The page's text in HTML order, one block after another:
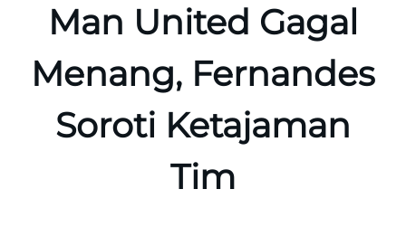
Man United Gagal
Menang, Fernandes
Soroti Ketajaman
Tim